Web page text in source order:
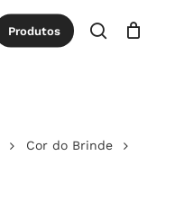
Produtos
procurar
Close
Cor do Brinde